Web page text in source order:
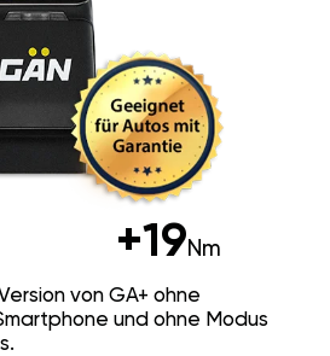
+19Nm
von GA+ ohne
und ohne Modus